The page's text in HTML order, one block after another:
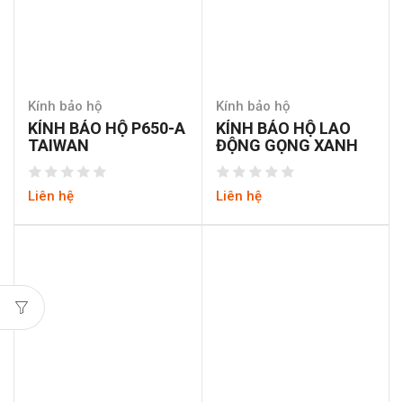
Kính bảo hộ
KÍNH BẢO HỘ P650-A
TAIWAN
Liên hệ
Kính bảo hộ
KÍNH BẢO HỘ LAO
ĐỘNG GỌNG XANH
Liên hệ